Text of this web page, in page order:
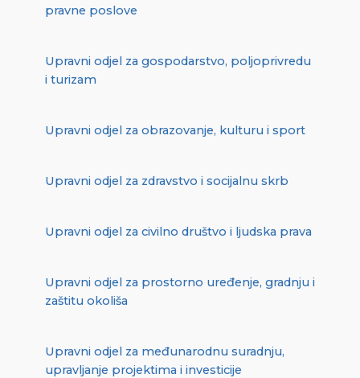
pravne poslove
Upravni odjel za gospodarstvo, poljoprivredu
i turizam
Upravni odjel za obrazovanje, kulturu i sport
Upravni odjel za zdravstvo i socijalnu skrb
Upravni odjel za civilno društvo i ljudska prava
Upravni odjel za prostorno uređenje, gradnju i
zaštitu okoliša
Upravni odjel za međunarodnu suradnju,
upravljanje projektima i investicije